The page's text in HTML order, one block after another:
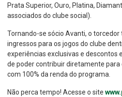
Prata Superior, Ouro, Platina,
associados do clube social).
Tornando-se sócio Avanti, o
ingressos para os jogos do clube
experiências exclusivas e descontos
de poder contribuir diretamente
com 100% da renda do programa.
Não perca tempo! Acesse o site